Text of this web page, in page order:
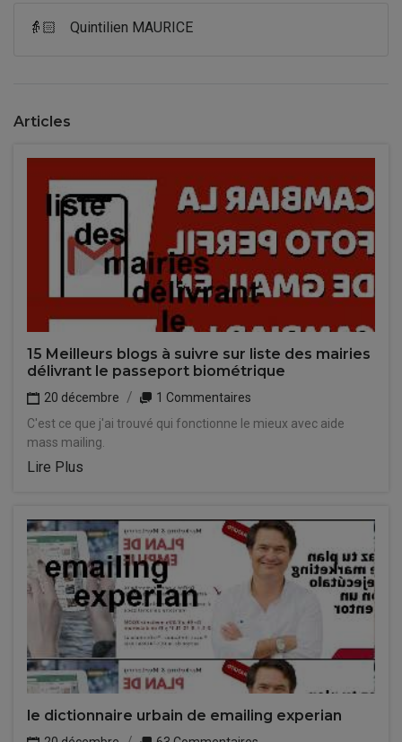
👵🏻 Quintilien MAURICE
Articles
15 Meilleurs blogs à suivre sur liste des mairies
délivrant le passeport biométrique
20 décembre
1 Commentaires
C'est ce que j'ai trouvé qui fonctionne le mieux avec aide
mass mailing.
Lire Plus
le dictionnaire urbain de emailing experian